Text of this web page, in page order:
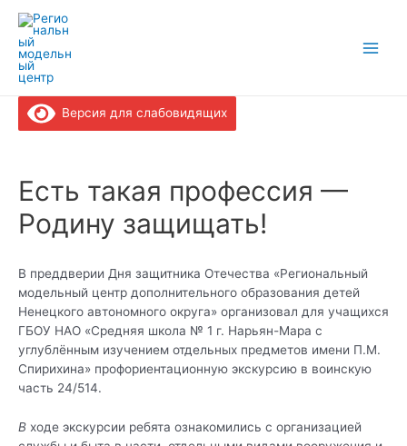
содержимому
Версия для слабовидящих
Есть такая профессия —​
Родину защищать!
В преддверии Дня защитника Отечества «Региональный
модельный центр дополнительного образования детей
Ненецкого автономного округа» организовал для учащихся
ГБОУ НАО «Средняя школа № 1 г. Нарьян-Мара с
углублённым изучением отдельных предметов имени П.М.
Спирихина» профориентационную экскурсию в воинскую
часть 24/514.
В ходе экскурсии ребята ознакомились с организацией